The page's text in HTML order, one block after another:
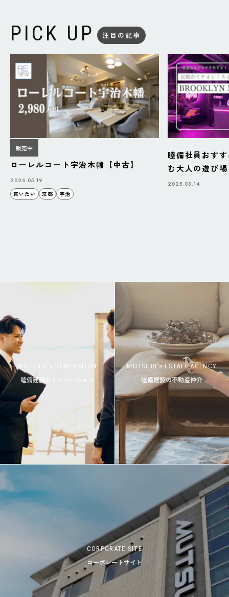
PICK UP 注目の記事
販売中
ローレルコート宇治木幡【中古】
2026.05.19
買いたい
京都 宇治
睦備社員おす
む大人の遊び
BAZAAR」
2025.03.14
MUTSUBI’s RENOVATION
睦備建設のリノベーション
MUTSUBI’s ESTATE AGENCY
睦備建設の不動産仲介
CORPORATE SITE
コーポレートサイト